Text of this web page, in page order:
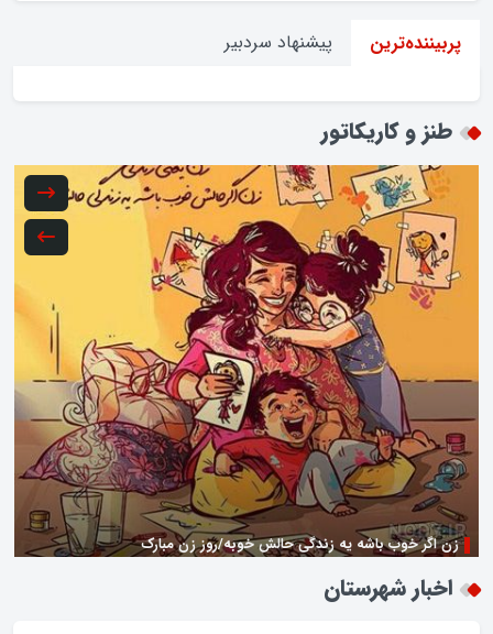
پربیننده‌ترین پیشنهاد سردبیر
طنز و کاریکاتور
زن اگر خوب باشه یه زندگی حالش خوبه/روز زن مبارک
اخبار شهرستان